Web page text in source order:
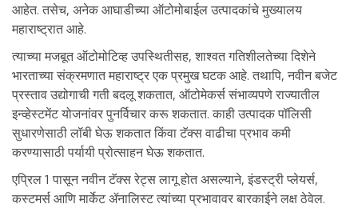
आहेत. तसेच, अनेक आघाडीच्या ऑटोमोबाईल उत्पादकांचे मुख्यालय
महाराष्ट्रात आहे.
त्याच्या मजबूत ऑटोमोटिव्ह उपस्थितीसह, शाश्वत गतिशीलतेच्या दिशेने
भारताच्या संक्रमणात महाराष्ट्र एक प्रमुख घटक आहे. तथापि, नवीन बजेट
प्रस्ताव उद्योगाची गती बदलू शकतात, ऑटोमेकर्स संभाव्यपणे राज्यातील
इन्व्हेस्टमेंट योजनांवर पुनर्विचार करू शकतात. काही उत्पादक पॉलिसी
सुधारणेसाठी लॉबी घेऊ शकतात किंवा टॅक्स वाढीचा प्रभाव कमी
करण्यासाठी पर्यायी प्रोत्साहन घेऊ शकतात.
एप्रिल 1 पासून नवीन टॅक्स रेट्स लागू होत असल्याने, इंडस्ट्री प्लेयर्स,
कस्टमर्स आणि मार्केट ॲनालिस्ट त्यांच्या प्रभावावर बारकाईने लक्ष ठेवेल.